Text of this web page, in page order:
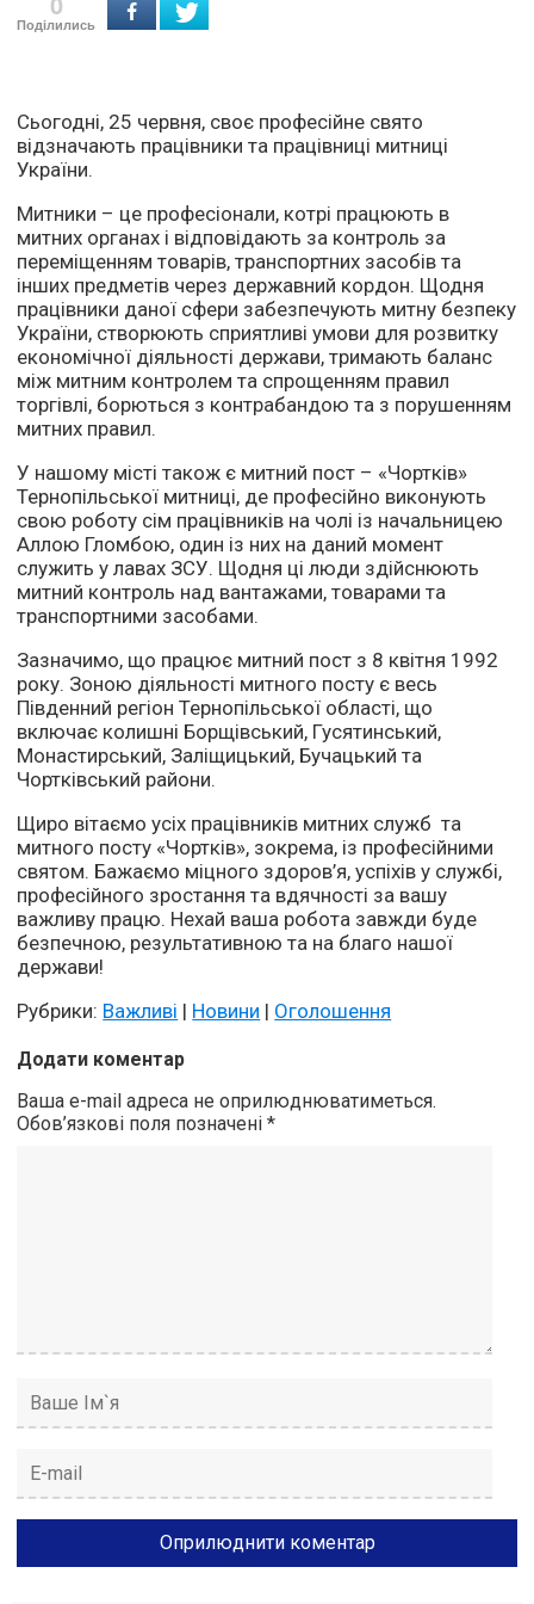
Поділились
Сьогодні, 25 червня, своє професійне свято
відзначають працівники та працівниці митниці
України.
Митники – це професіонали, котрі працюють в
митних органах і відповідають за контроль за
переміщенням товарів, транспортних засобів та
інших предметів через державний кордон. Щодня
працівники даної сфери забезпечують митну безпеку
України, створюють сприятливі умови для розвитку
економічної діяльності держави, тримають баланс
між митним контролем та спрощенням правил
торгівлі, борються з контрабандою та з порушенням
митних правил.
У нашому місті також є митний пост – «Чортків»
Тернопільської митниці, де професійно виконують
свою роботу сім працівників на чолі із начальницею
Аллою Гломбою, один із них на даний момент
служить у лавах ЗСУ. Щодня ці люди здійснюють
митний контроль над вантажами, товарами та
транспортними засобами.
Зазначимо, що працює митний пост з 8 квітня 1992
року. Зоною діяльності митного посту є весь
Південний регіон Тернопільської області, що
включає колишні Борщівський, Гусятинський,
Монастирський, Заліщицький, Бучацький та
Чортківський райони.
Щиро вітаємо усіх працівників митних служб та
митного посту «Чортків», зокрема, із професійними
святом. Бажаємо міцного здоров’я, успіхів у службі,
професійного зростання та вдячності за вашу
важливу працю. Нехай ваша робота завжди буде
безпечною, результативною та на благо нашої
держави!
Рубрики: Важливі | Новини | Оголошення
Додати коментар
Ваша e-mail адреса не оприлюднюватиметься.
Обов’язкові поля позначені*